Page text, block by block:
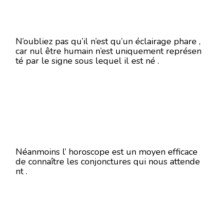
N’oubliez pas qu’il n’est qu’un éclairage phare ,
car nul être humain n’est uniquement représen
té par le signe sous lequel il est né .
Néanmoins l’ horoscope est un moyen efficace
de connaître les conjonctures qui nous attende
nt .